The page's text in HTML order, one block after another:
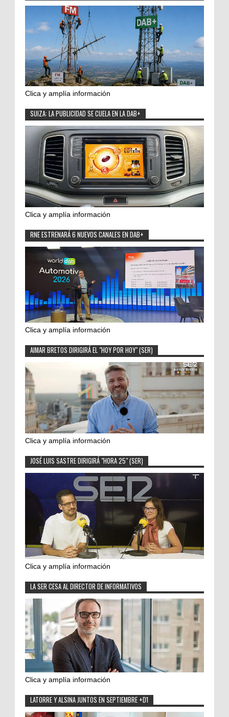
Clica y amplía información
SUIZA: LA PUBLICIDAD SE CUELA EN LA DAB+
Clica y amplía información
RNE ESTRENARÁ 6 NUEVOS CANALES EN DAB+
Clica y amplía información
AIMAR BRETOS DIRIGIRÁ EL "HOY POR HOY" (SER)
Clica y amplía información
JOSÉ LUIS SASTRE DIRIGIRÁ "HORA 25" (SER)
Clica y amplía información
LA SER CESA AL DIRECTOR DE INFORMATIVOS
Clica y amplía información
LATORRE Y ALSINA JUNTOS EN SEPTIEMBRE +D1